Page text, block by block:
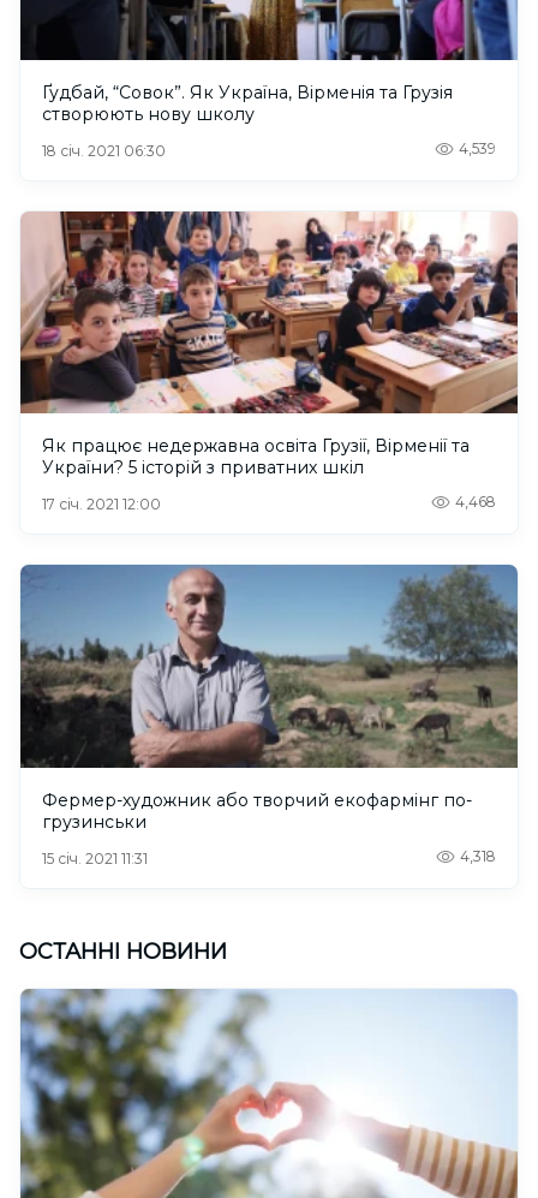
Ґудбай, “Совок”. Як Україна, Вірменія та Грузія
створюють нову школу
18 січ. 2021 06:30 4,539
Як працює недержавна освіта Грузії, Вірменії та
України? 5 історій з приватних шкіл
17 січ. 2021 12:00 4,468
Фермер-художник або творчий екофармінг по-
грузинськи
15 січ. 2021 11:31 4,318
ОСТАННІ НОВИНИ